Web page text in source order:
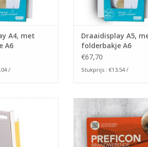
A4, met
A6
/
Draaidisplay A5,
folderbakje A6
€67,70
Stukprijs : €13,54 /
diverse panelen.
worden ook
Ze zijn aan
voorzien van een
Laat je product uit het
springen met een
TOEVOEGEN AAN